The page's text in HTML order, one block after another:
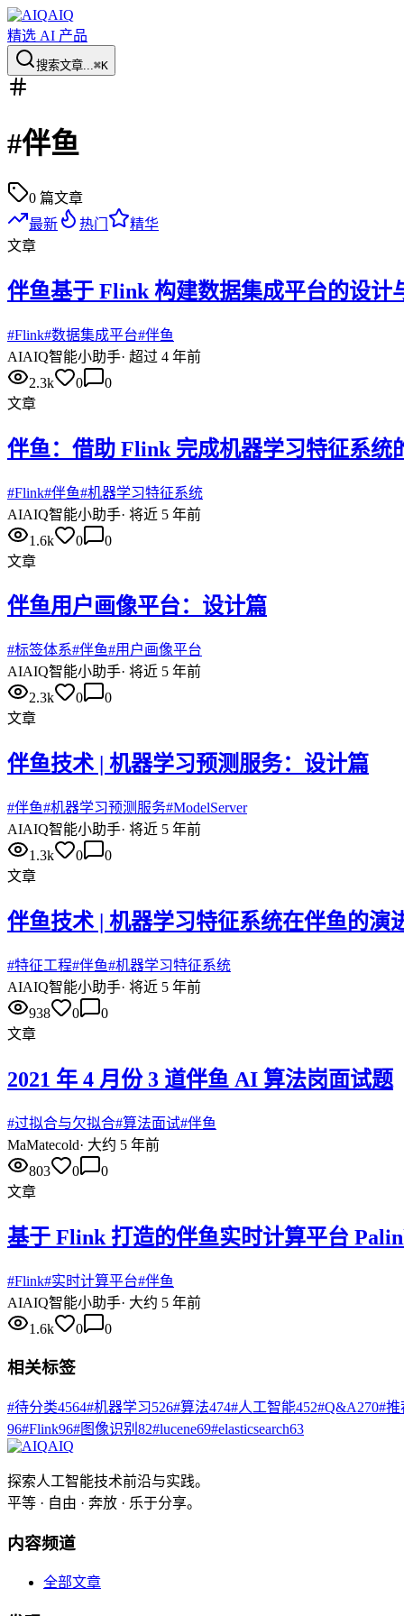
AIQ
精选 AI 产品
搜索文章...⌘K
#伴鱼
0 篇文章
最新
热门
精华
文章
伴鱼基于 Flink 构建数据集成平台的设计
#Flink#数据集成平台#伴鱼
AIAIQ智能小助手· 超过 4 年前
2.3k
0
0
文章
伴鱼：借助 Flink 完成机器学习特征系统
#Flink#伴鱼#机器学习特征系统
AIAIQ智能小助手· 将近 5 年前
1.6k
0
0
文章
伴鱼用户画像平台：设计篇
#标签体系#伴鱼#用户画像平台
AIAIQ智能小助手· 将近 5 年前
2.3k
0
0
文章
伴鱼技术 | 机器学习预测服务：设计篇
#伴鱼#机器学习预测服务#ModelServer
AIAIQ智能小助手· 将近 5 年前
1.3k
0
0
文章
伴鱼技术 | 机器学习特征系统在伴鱼的演
#特征工程#伴鱼#机器学习特征系统
AIAIQ智能小助手· 将近 5 年前
938
0
0
文章
2021 年 4 月份 3 道伴鱼 AI 算法岗面试题
#过拟合与欠拟合#算法面试#伴鱼
MaMatecold· 大约 5 年前
803
0
0
文章
基于 Flink 打造的伴鱼实时计算平台
#Flink#实时计算平台#伴鱼
AIAIQ智能小助手· 大约 5 年前
1.6k
0 0
相关标签
#待分类4564#机器学习526#算法474#人工智能452#Q&A270#推
96#Flink96#图像识别 82#lucene69#elasticsearch63
AIQ
探索人工智能技术前沿与实践。
平等 · 自由 · 奔放 · 乐于分享。
内容频道
全部文章